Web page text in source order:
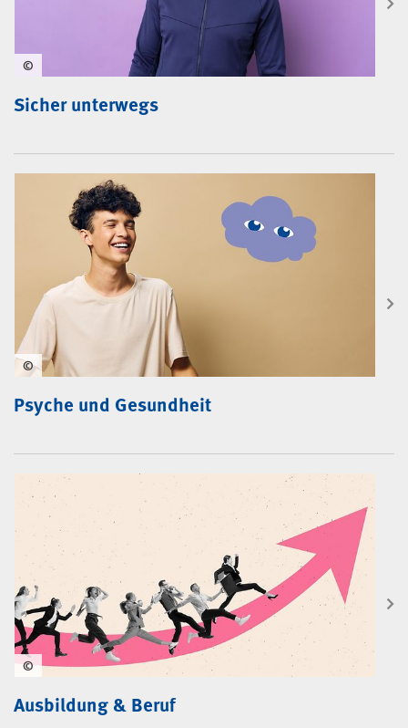
Sicher unterwegs
©
Psyche und Gesundheit
©
Ausbildung & Beruf
©